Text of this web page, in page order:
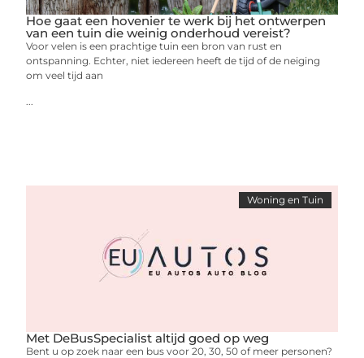
Hoe gaat een hovenier te werk bij het ontwerpen
van een tuin die weinig onderhoud vereist?
Voor velen is een prachtige tuin een bron van rust en
ontspanning. Echter, niet iedereen heeft de tijd of de neiging
om veel tijd aan
...
Woning en Tuin
Met DeBusSpecialist altijd goed op weg
Bent u op zoek naar een bus voor 20, 30, 50 of meer personen?